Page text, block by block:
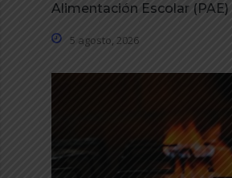
Alimentación Escolar (PAE)
5 agosto, 2026